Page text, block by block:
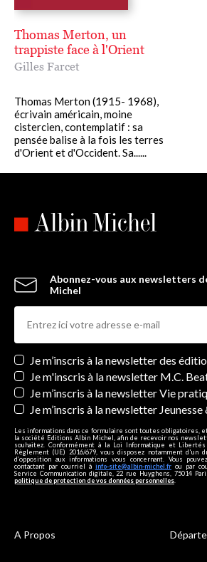
Thomas Merton, un
trappiste face à l'Orient
Gilles Farcet
Thomas Merton (1915- 1968),
écrivain américain, moine
cistercien, contemplatif : sa
pensée balise à la fois les terres
d'Orient et d'Occident. Sa......
Abonnez-vous aux newsletters
Michel
Newsletters
Je m’inscris à la newsletter des
Je m'inscris à la newsletter M.C.
Je m’inscris à la newsletter Vie
Je m’inscris à la newsletter Jeunesse
Les informations dans ce formulaire sont toutes obligatoires,
la société Editions Albin Michel, afin de recevoir nos
souhaitez. Conformément à la Loi Informatique et
Règlement (UE) 2016/679, vous disposez notamment d'un
d’opposition aux informations vous concernant. Vous
contactant par courriel à info-site@albin-michel.fr ou par
Service Communication digitale, 22 rue Huyghens, 75014
politique de protection de vos données personnelles
A Propos